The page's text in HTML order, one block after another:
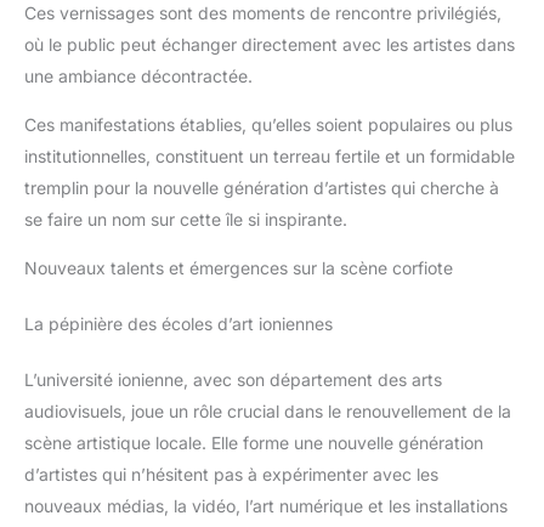
Ces vernissages sont des moments de rencontre privilégiés,
où le public peut échanger directement avec les artistes dans
une ambiance décontractée.
Ces manifestations établies, qu’elles soient populaires ou plus
institutionnelles, constituent un terreau fertile et un formidable
tremplin pour la nouvelle génération d’artistes qui cherche à
se faire un nom sur cette île si inspirante.
Nouveaux talents et émergences sur la scène corfiote
La pépinière des écoles d’art ioniennes
L’université ionienne, avec son département des arts
audiovisuels, joue un rôle crucial dans le renouvellement de la
scène artistique locale. Elle forme une nouvelle génération
d’artistes qui n’hésitent pas à expérimenter avec les
nouveaux médias, la vidéo, l’art numérique et les installations